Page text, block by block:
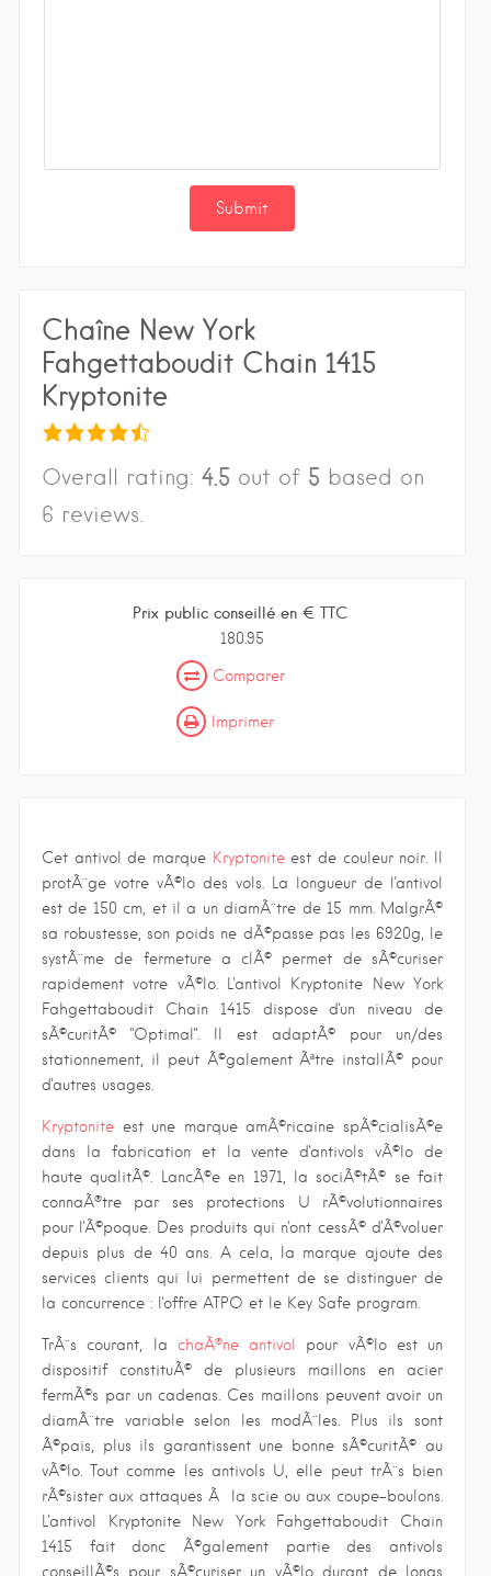
Chaîne New York
Fahgettaboudit Chain 1415
Kryptonite
Overall rating: 4.5 out of 5 based on
6 reviews.
Prix public conseillé en € TTC
180.95
Comparer
Imprimer
Cet antivol de marque Kryptoniteest de couleur noir. Il
protÃ¨ge votre vÃ©lo des vols. La longueur de l'antivol
est de 150 cm, et il a un diamÃ¨tre de 15 mm. MalgrÃ©
sa robustesse, son poids ne dÃ©passe pas les 6920g, le
systÃ¨me de fermeture a clÃ© permet de sÃ©curiser
rapidement votre vÃ©lo. L'antivol Kryptonite New York
Fahgettaboudit Chain 1415 dispose d'un niveau de
sÃ©curitÃ© "Optimal". Il est adaptÃ© pour un/des
stationnement, il peut Ã©galement Ãªtre installÃ© pour
d'autres usages.
Kryptonite est une marque amÃ©ricaine spÃ©cialisÃ©e
dans la fabrication et la vente d'antivols vÃ©lo de
haute qualitÃ©. LancÃ©e en 1971, la sociÃ©tÃ© se fait
connaÃ®tre par ses protections U rÃ©volutionnaires
pour l'Ã©poque. Des produits qui n'ont cessÃ© d'Ã©voluer
depuis plus de 40 ans. A cela, la marque ajoute des
services clients qui lui permettent de se distinguer de
la concurrence : l'offre ATPO et le Key Safe program.
TrÃ¨s courant, la chaÃ®ne antivol
pour vÃ©lo est un
dispositif constituÃ© de plusieurs maillons en acier
fermÃ©s par un cadenas. Ces maillons peuvent avoir un
diamÃ¨tre variable selon les modÃ¨les. Plus ils sont
Ã©pais, plus ils garantissent une bonne sÃ©curitÃ© au
vÃ©lo. Tout comme les antivols U, elle peut trÃ¨s bien
rÃ©sister aux attaques Ã la scie ou aux coupe-boulons.
L'antivol Kryptonite New York Fahgettaboudit Chain
1415 fait donc Ã©galement partie des antivols
conseillÃ©s pour sÃ©curiser un vÃ©lo durant de longs